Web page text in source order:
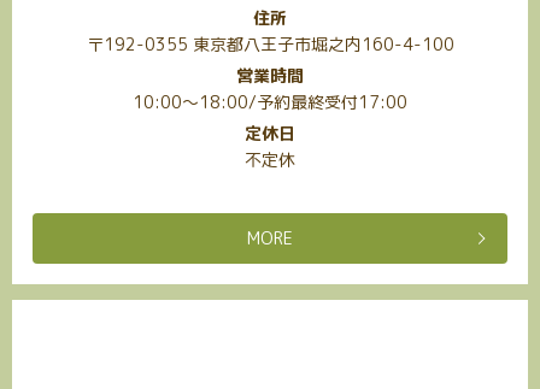
住所
〒192-0355 東京都八王子市堀之内160-4-100
営業時間
10:00～18:00/予約最終受付17:00
定休日
不定休
MORE